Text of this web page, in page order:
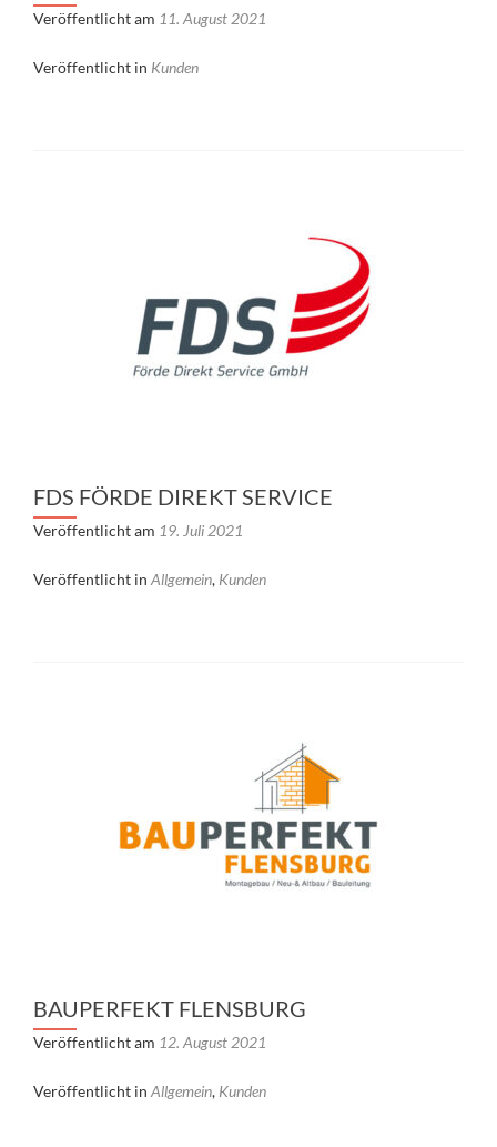
Veröffentlicht am 11. August 2021
Veröffentlicht in Kunden
FDS FÖRDE DIREKT SERVICE
Veröffentlicht am 19. Juli 2021
Veröffentlicht in Allgemein, Kunden
BAUPERFEKT FLENSBURG
Veröffentlicht am 12. August 2021
Veröffentlicht in Allgemein, Kunden